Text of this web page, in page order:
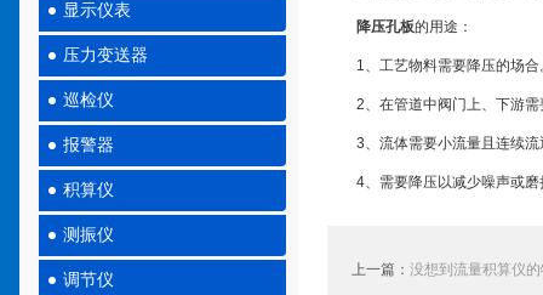
显示仪表
压力变送器
巡检仪
报警器
积算仪
测振仪
调节仪
降压孔板的用途：
1、工艺物料需要降压的场合
2、在管道中阀门上、下游需
3、流体需要小流量且连续流
4、需要降压以减少噪声或磨损的
上一篇： 没想到流量积算仪